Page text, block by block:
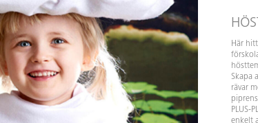
Här
Skapa
rävar
PLUS-
enkelt